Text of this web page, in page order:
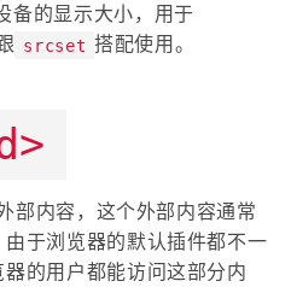
备的显示大小，用于
srcset 搭配使用。
部内容，这个外部内容通常
于浏览器的默认插件都不一
的用户都能访问这部分内